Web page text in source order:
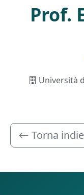
Prof.
Università
Torna